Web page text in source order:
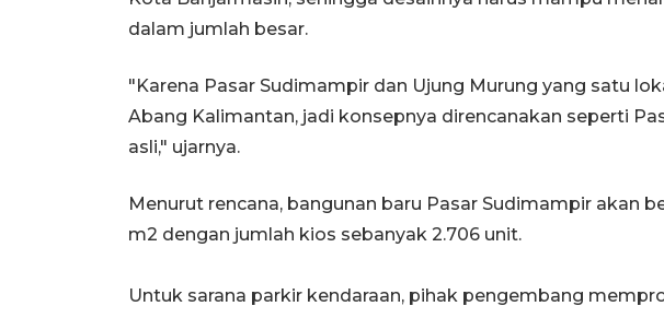
dalam jumlah besar.
"Karena Pasar Sudimampir dan Ujung Murung yang satu
Abang Kalimantan, jadi konsepnya direncanakan seperti
asli," ujarnya.
Menurut rencana, bangunan baru Pasar Sudimampir akan
m2 dengan jumlah kios sebanyak 2.706 unit.
Untuk sarana parkir kendaraan, pihak pengembang